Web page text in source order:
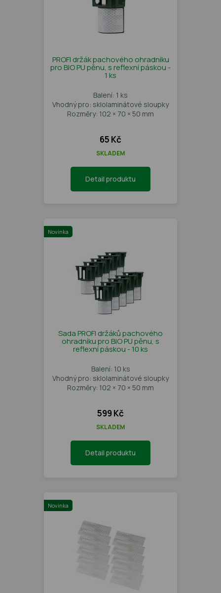
PROFI držák pachového ohradníku
pro BIO PU pěnu, s reflexní páskou -
1 ks
Balení: 1 ks
Vhodný pro: sklolaminátové sloupky
Rozměry: 102 × 70 × 50 mm
65 Kč
SKLADEM
Detail produktu
Novinka
Sada PROFI držáků pachového
ohradníku pro BIO PU pěnu, s
reflexní páskou - 10 ks
Balení: 10 ks
Vhodný pro: sklolaminátové sloupky
Rozměry: 102 × 70 × 50 mm
599 Kč
SKLADEM
Detail produktu
Novinka